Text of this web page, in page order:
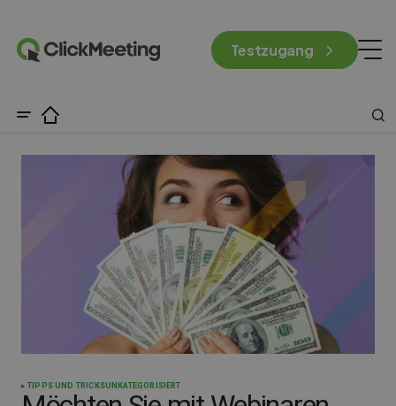
Testzugang
TIPPS UND TRICKSUNKATEGORISIERT